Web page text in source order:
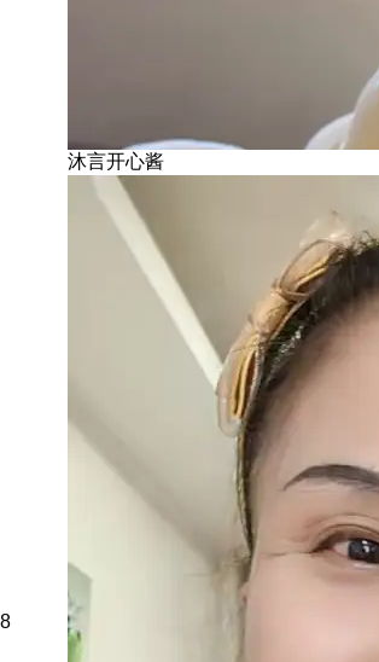
沐言开心酱
8